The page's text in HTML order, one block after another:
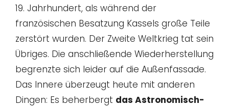
19. Jahrhundert, als während der
französischen Besatzung Kassels große Teile
zerstört wurden. Der Zweite Weltkrieg tat sein
Übriges. Die anschließende Wiederherstellung
begrenzte sich leider auf die Außenfassade.
Das Innere überzeugt heute mit anderen
Dingen: Es beherbergt das Astronomisch-